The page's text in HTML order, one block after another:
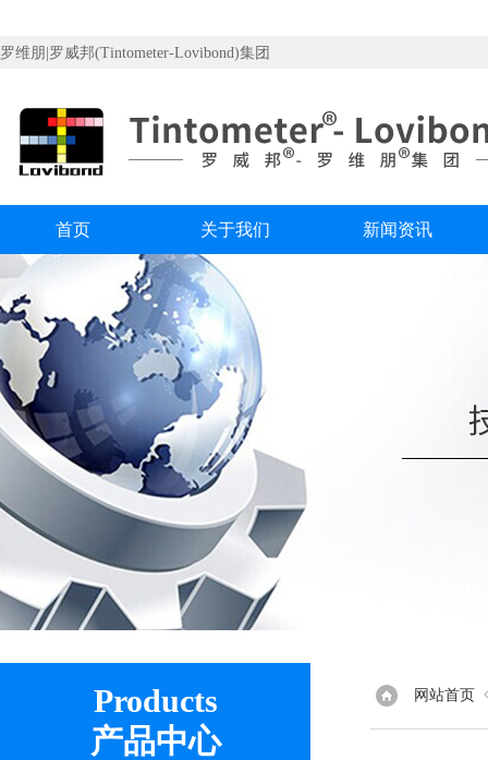
罗维朋|罗威邦(Tintometer-Lovibond)集团
首页 关于我们 新闻资讯
Products
产品中心
网站首页